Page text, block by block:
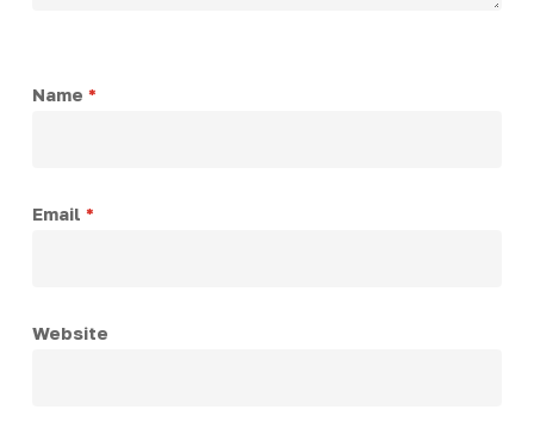
Name *
Email *
Website